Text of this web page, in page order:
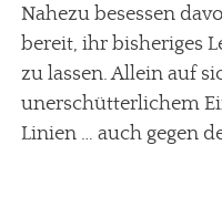
Nahezu besessen
bereit, ihr bisheriges
zu lassen. Allein auf
unerschütterlichem
Linien … auch gegen